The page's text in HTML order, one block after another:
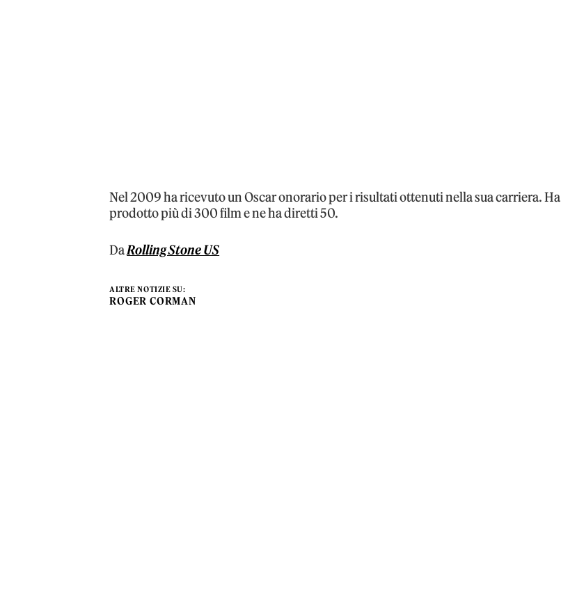
Nel 2009 ha ricevuto un Oscar onorario per i risultati ottenuti nella sua carriera. Ha
prodotto più di 300 film e ne ha diretti 50.
DaRolling Stone US
ALTRE NOTIZIE SU:
ROGER CORMAN